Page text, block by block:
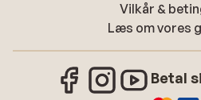
Vilkår &
Læs om vores
Betal